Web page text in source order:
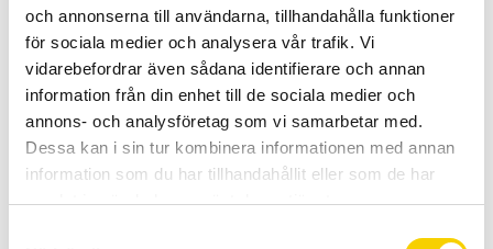
och annonserna till användarna, tillhandahålla funktioner
för sociala medier och analysera vår trafik. Vi
vidarebefordrar även sådana identifierare och annan
information från din enhet till de sociala medier och
annons- och analysföretag som vi samarbetar med.
Dessa kan i sin tur kombinera informationen med annan
information som du har tillhandahållit eller som de har
samlat in när du har använt deras tjänster.
Quantity
-
BUY
Certifierad cykelservice & Shimano Service Center